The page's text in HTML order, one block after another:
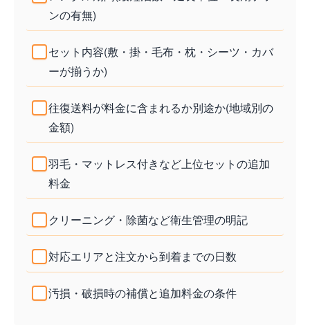
ンの有無)
セット内容(敷・掛・毛布・枕・シーツ・カバ
ーが揃うか)
往復送料が料金に含まれるか別途か(地域別の
金額)
羽毛・マットレス付きなど上位セットの追加
料金
クリーニング・除菌など衛生管理の明記
対応エリアと注文から到着までの日数
汚損・破損時の補償と追加料金の条件